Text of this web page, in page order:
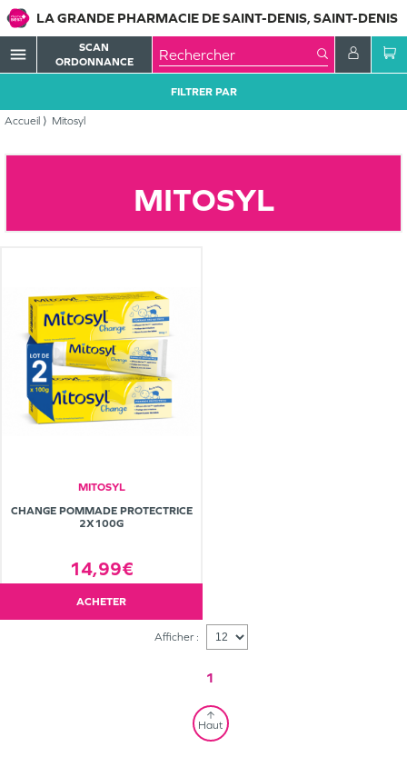
LA GRANDE PHARMACIE DE SAINT-DENIS, SAINT-DENIS
menu
SCAN
ORDONNANCE
Accueil Mitosyl
FILTRER PAR
MITOSYL
MITOSYL
CHANGE POMMADE PROTECTRICE
2X100G
14,99€
ACHETER
Afficher :
1
Haut